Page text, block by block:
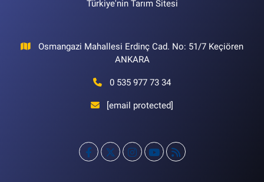
Türkiye'nin Tarım Sitesi
Osmangazi Mahallesi Erdinç Cad. No: 51/7 Keçiören
ANKARA
0 535 977 73 34
[email protected]